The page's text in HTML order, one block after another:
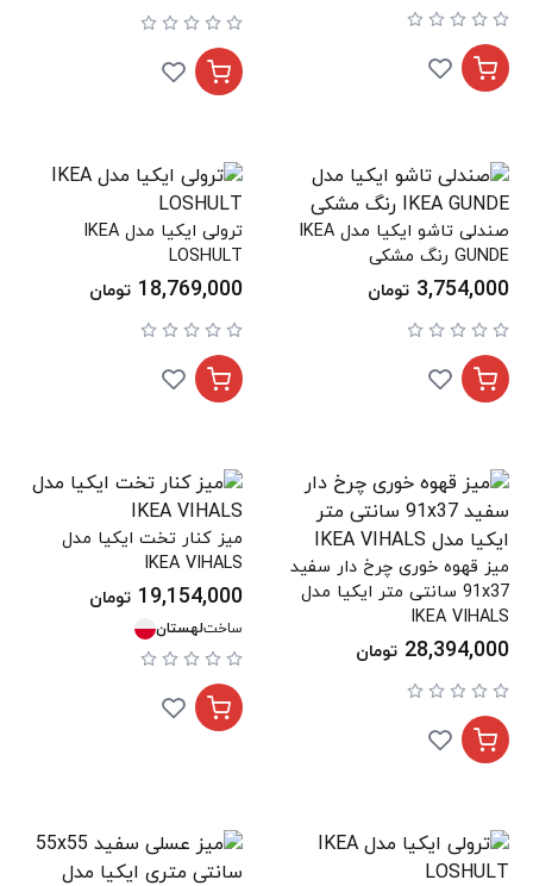
صندلی تاشو ایکیا مدل IKEA
GUNDE رنگ مشکی
3,754,000 تومان
ترولی ایکیا مدل IKEA
LOSHULT
18,769,000 تومان
میز قهوه خوری چرخ دار سفید
91x37 سانتی متر ایکیا مدل
IKEA VIHALS
28,394,000 تومان
میز کنار تخت ایکیا مدل
IKEA VIHALS
19,154,000 تومان
ساختلهستان